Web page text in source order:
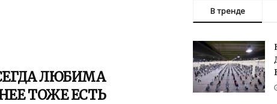
ЛЮБИМА
ТОЖЕ ЕСТЬ
В тренде